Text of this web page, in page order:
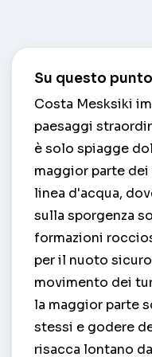
Su questo
Costa Mesksiki
paesaggi
è solo spiagge
maggior parte
linea d'acqua,
sulla sporgenza
formazioni
per il nuoto
movimento dei
la maggior parte
stessi e godere
risacca lontano